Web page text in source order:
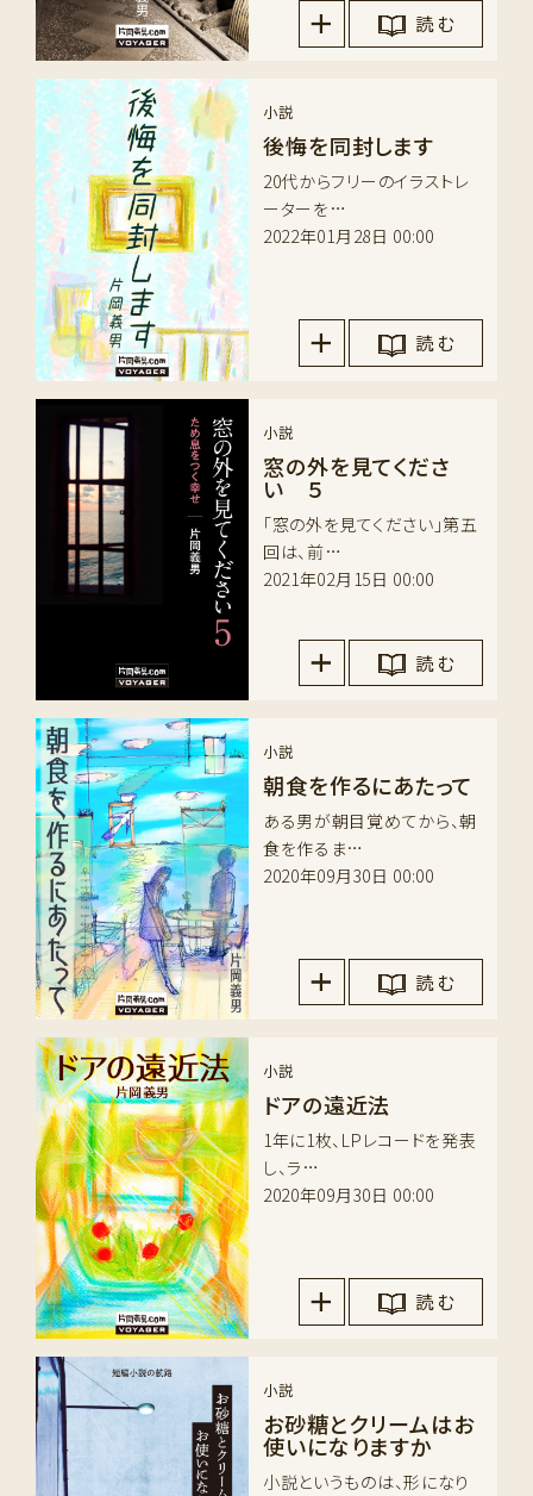
読 む
小説
後悔を同封します
20代からフリーのイラストレ
ーターを…
2022年01月28日 00:00
読 む
小説
窓の外を見てくださ
い ５
「窓の外を見てください」第五
回は、前…
2021年02月15日 00:00
読 む
小説
朝食を作るにあたって
ある男が朝目覚めてから、朝
食を作るま…
2020年09月30日 00:00
読 む
小説
ドアの遠近法
1年に1枚、LPレコードを発表
し、ラ…
2020年09月30日 00:00
読 む
小説
お砂糖とクリームはお
使いになりますか
小説というものは、形になり